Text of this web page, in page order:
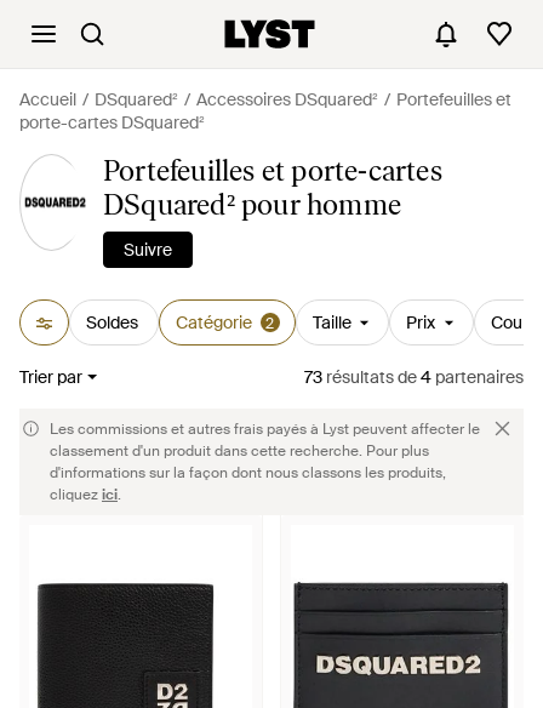
Accueil DSquared² Accessoires DSquared²
Portefeuilles et
porte-cartes DSquared²
Portefeuilles et porte-cartes
DSquared² pour homme
Suivre
Soldes Catégorie 2 Taille Prix
Trier par 73 résultatsde4 partenaires
Les commissions et autres frais payés à Lyst peuvent affecter le
classement d'un produit dans cette recherche. Pour plus
d'informations sur la façon dont nous classons les produits,
cliquezici.